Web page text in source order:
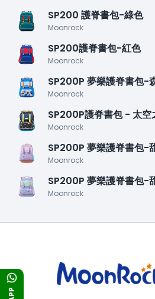
SP200 護脊書包-綠色
Moonrock
SP200護脊書包-紅色
Moonrock
SP200P 夢樂護脊書包-
Moonrock
SP200P護脊書包 - 太
Moonrock
SP200P 夢樂護脊書包-
Moonrock
SP200P 夢樂護脊書包-
Moonrock